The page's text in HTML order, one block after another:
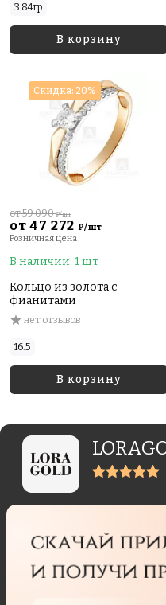
3.84гр
В корзину
от 47 272 ₽/шт
от 59 090₽/шт
Розничная цена
В наличии: 1 шт
Кольцо из золота с
фианитами
нет отзывов
16.5
В корзину
Скидка: 20%
Отзывы
Отзывы могут